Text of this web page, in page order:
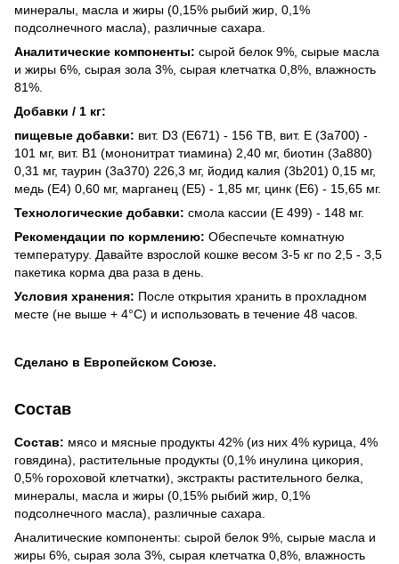
минералы, масла и жиры (0,15% рыбий жир, 0,1%
подсолнечного масла), различные сахара.
Аналитические компоненты: сырой белок 9%, сырые масла
и жиры 6%, сырая зола 3%, сырая клетчатка 0,8%, влажность
81%.
Добавки / 1 кг:
пищевые добавки: вит. D3 (E671) - 156 ТВ, вит. E (3a700) -
101 мг, вит. B1 (мононитрат тиамина) 2,40 мг, биотин (3a880)
0,31 мг, таурин (3a370) 226,3 мг, йодид калия (3b201) 0,15 мг,
медь (E4) 0,60 мг, марганец (E5) - 1,85 мг, цинк (E6) - 15,65 мг.
Технологические добавки: смола кассии (E 499) - 148 мг.
Рекомендации по кормлению: Обеспечьте комнатную
температуру. Давайте взрослой кошке весом 3-5 кг по 2,5 - 3,5
пакетика корма два раза в день.
Условия хранения: После открытия хранить в прохладном
месте (не выше + 4°C) и использовать в течение 48 часов.
Сделано в Европейском Союзе.
Состав
Состав: мясо и мясные продукты 42% (из них 4% курица, 4%
говядина), растительные продукты (0,1% инулина цикория,
0,5% гороховой клетчатки), экстракты растительного белка,
минералы, масла и жиры (0,15% рыбий жир, 0,1%
подсолнечного масла), различные сахара.
Аналитические компоненты: сырой белок 9%, сырые масла и
жиры 6%, сырая зола 3%, сырая клетчатка 0,8%, влажность